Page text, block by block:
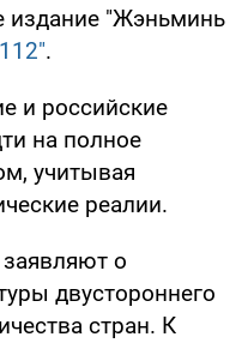
издание "Жэньминь
.
и российские
на полное
учитывая
реалии.
о
двустороннего
стран. К